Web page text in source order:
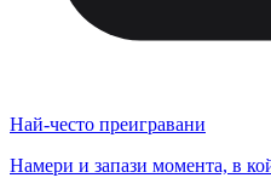
Най-често преигравани
Намери и запази момента, в